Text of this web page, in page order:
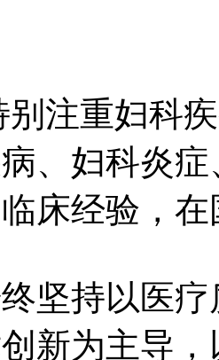
重妇科疾
、妇科炎
床经验，
持以医疗
新为主导